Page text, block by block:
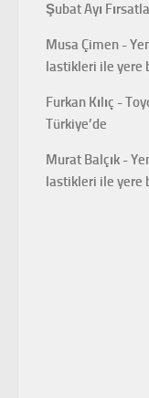
Şubat Ayı
Musa Çimen -
lastikleri ile yere
Furkan Kılıç -
Türkiye’de
Murat Balçık -
lastikleri ile yere